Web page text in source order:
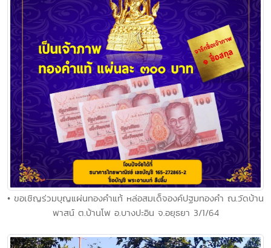
• ขอเชิญร่วมบุญแผ่นทองคำแท้ หล่อสมเด็จองค์ปฐมทองคำ ณ.วัดบ้าน
พาสน์ ต.บ้านโพ อ.บางปะอิน จ.อยุธยา 3/1/64